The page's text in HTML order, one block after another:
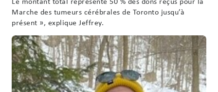
Marche des tumeurs cérébrales de Toronto jusqu’à
présent », explique Jeffrey.